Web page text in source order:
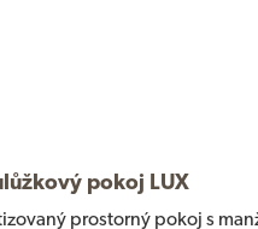
pokoj LUX
prostorný pokoj s